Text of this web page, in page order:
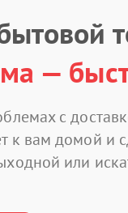
—
с
к вам домой и
или